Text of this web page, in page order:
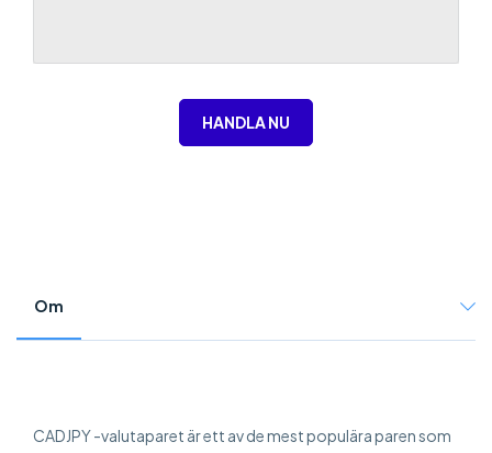
HANDLA NU
Om
CADJPY -valutaparet är ett av de mest populära paren som